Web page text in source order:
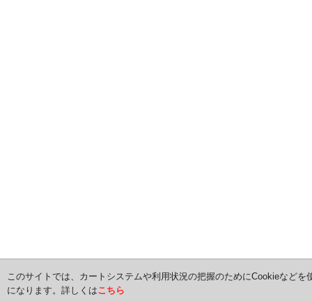
このサイトでは、カートシステムや利用状況の把握のためにCookieなど
になります。詳しくはこちら